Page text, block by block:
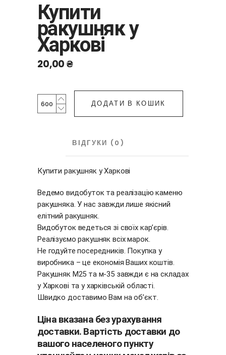
Купити
ракушняк у
Харкові
20,00₴
Купити
ракушняк
ДОДАТИ В КОШИК
ВІДГУКИ (0)
Купити ракушняк у Харкові
Ведемо видобуток та реалізацію каменю
ракушняка. У нас завжди лише якісний
елітний ракушняк.
Видобуток ведеться зі своїх кар’єрів.
Реалізуємо ракушняк всіх марок.
Не годуйте посередників. Покупка у
виробника – це економія Ваших коштів.
Ракушняк М25 та м-35 завжди є на складах
у Харкові та у харківській області.
Швидко доставимо Вам на об’єкт.
Ціна вказана без урахування
доставки. Вартість доставки до
вашого населеного пункту